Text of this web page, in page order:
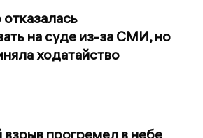
на суде из-за СМИ, но
ходатайство
прогремел в небе